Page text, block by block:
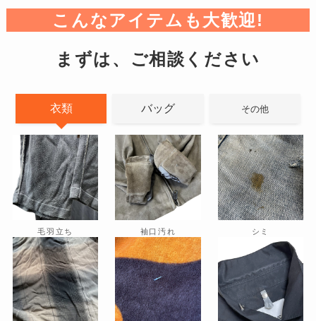
こんなアイテムも大歓迎!
まずは、ご相談ください
衣類 バッグ その他
毛羽立ち 袖口汚れ シミ